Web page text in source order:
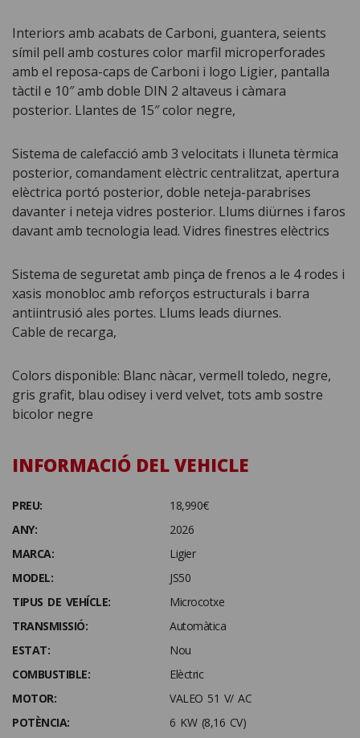
Interiors amb acabats de Carboni, guantera, seients
símil pell amb costures color marfil microperforades
amb el reposa-caps de Carboni i logo Ligier, pantalla
tàctil e 10″ amb doble DIN 2 altaveus i càmara
posterior. Llantes de 15″ color negre,
Sistema de calefacció amb 3 velocitats i lluneta tèrmica
posterior, comandament elèctric centralitzat, apertura
elèctrica portó posterior, doble neteja-parabrises
davanter i neteja vidres posterior. Llums diürnes i faros
davant amb tecnologia lead. Vidres finestres elèctrics
Sistema de seguretat amb pinça de frenos a le 4 rodes i
xasis monobloc amb reforços estructurals i barra
antiintrusió ales portes. Llums leads diurnes.
Cable de recarga,
Colors disponible: Blanc nàcar, vermell toledo, negre,
gris grafit, blau odisey i verd velvet, tots amb sostre
bicolor negre
INFORMACIÓ DEL VEHICLE
PREU:
18,990€
ANY:
2026
MARCA:
Ligier
MODEL:
JS50
TIPUS DE VEHÍCLE:
Microcotxe
TRANSMISSIÓ:
Automàtica
ESTAT:
Nou
COMBUSTIBLE:
Elèctric
MOTOR:
VALEO 51 V/ AC
POTÈNCIA:
6 KW (8,16 CV)